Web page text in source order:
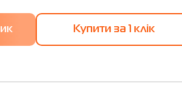
Купити за 1 клiк